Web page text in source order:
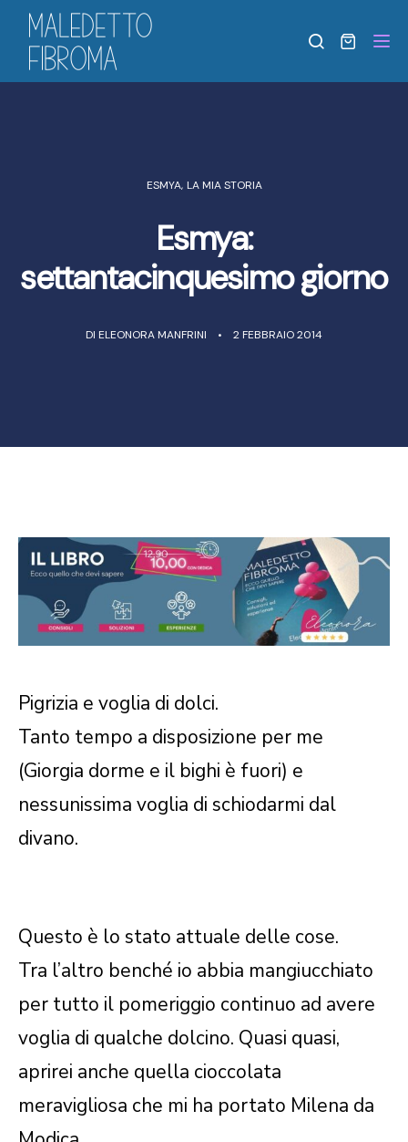
ESMYA, LA MIA STORIA
Esmya:
settantacinquesimo giorno
DI ELEONORA MANFRINI 2 FEBBRAIO 2014
Pigrizia e voglia di dolci.
Tanto tempo a disposizione per me
(Giorgia dorme e il bighi è fuori) e
nessunissima voglia di schiodarmi dal
divano.
Questo è lo stato attuale delle cose.
Tra l’altro benché io abbia mangiucchiato
per tutto il pomeriggio continuo ad avere
voglia di qualche dolcino. Quasi quasi,
aprirei anche quella cioccolata
meravigliosa che mi ha portato Milena da